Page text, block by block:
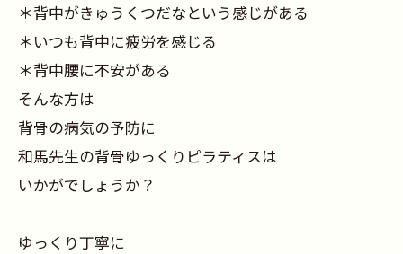
＊背中がきゅうくつだなという感じがある
＊いつも背中に疲労を感じる
＊背中腰に不安がある
そんな方は
背骨の病気の予防に
和馬先生の背骨ゆっくりピラティスは
いかがでしょうか？
ゆっくり丁寧に